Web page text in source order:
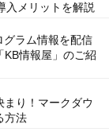
入メリットを解説
ラム情報を配信
KB情報屋」のご紹
まり！マークダウ
方法